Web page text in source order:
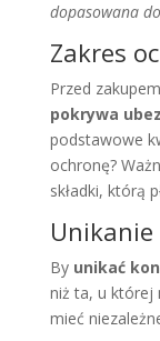
dopasowana
Zakres
Przed
pokrywa
podstawowe
ochronę?
składki, którą
By unikać
niż ta, u której
mieć